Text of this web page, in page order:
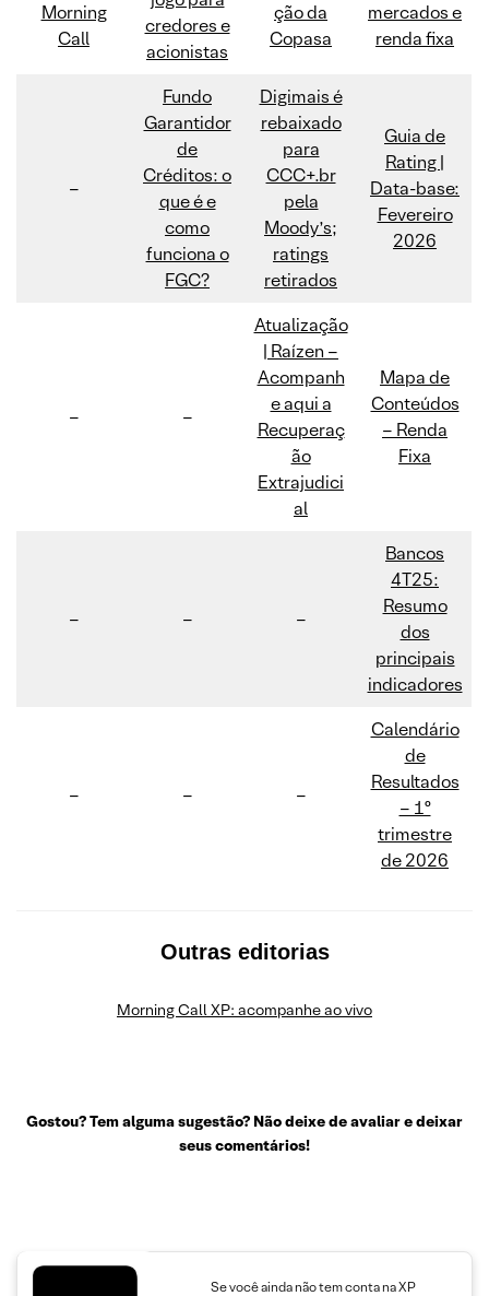
Morning
Call
credores e
acionistas
ção da
Copasa
mercados e
renda fixa
–
Fundo
Garantidor
de
Créditos: o
que é e
como
funciona o
FGC?
Digimais é
rebaixado
para
CCC+.br
pela
Moody’s;
ratings
retirados
Guia de
Rating |
Data-base:
Fevereiro
2026
– –
Atualização
| Raízen –
Acompanh
e aqui a
Recuperaç
ão
Extrajudici
al
Mapa de
Conteúdos
– Renda
Fixa
– – –
Bancos
4T25:
Resumo
dos
principais
indicadores
– – –
Calendário
de
Resultados
– 1º
trimestre
de 2026
Outras editorias
Morning Call XP: acompanhe ao vivo
Gostou? Tem alguma sugestão? Não deixe de avaliar e deixar
seus comentários!
Se você ainda não tem conta na XP